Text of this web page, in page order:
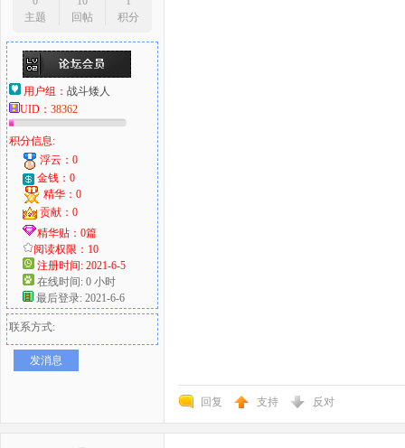
主题
回帖
积分
用户组： 战斗矮人
UID： 38362
积分信息:
浮云：0
金钱：0
精华：0
贡献：0
精华贴：0篇
阅读权限：10
注册时间: 2021-6-5
在线时间: 0 小时
最后登录: 2021-6-6
联系方式:
发消息
回复 支持 反对